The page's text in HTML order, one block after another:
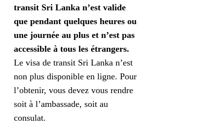
transit Sri Lanka n’est valide
que pendant quelques heures ou
une journée au plus et n’est pas
accessible à tous les étrangers.
Le visa de transit Sri Lanka n’est
non plus disponible en ligne. Pour
l’obtenir, vous devez vous rendre
soit à l’ambassade, soit au
consulat.